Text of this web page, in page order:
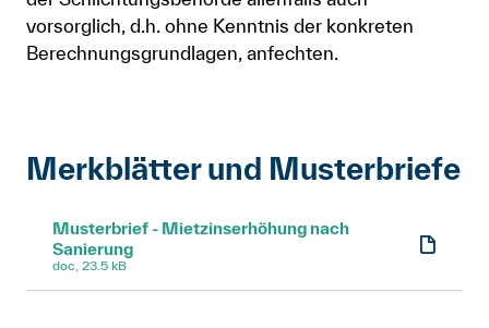
vorsorglich, d.h. ohne Kenntnis der konkreten
Berechnungsgrundlagen, anfechten.
Merkblätter und Musterbriefe
Musterbrief - Mietzinserhöhung nach
Sanierung
doc, 23.5 kB